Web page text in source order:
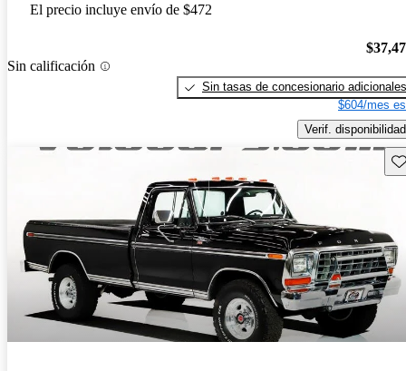
El precio incluye envío de $472
Sin calificación
Sin tasas de concesionario adicionales
$604/mes
Verif. disponibilidad